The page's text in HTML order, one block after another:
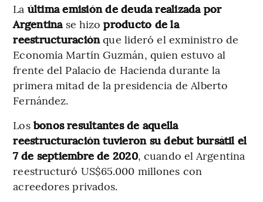
La última emisión de deuda realizada por
Argentinase hizoproducto de la
reestructuraciónque lideró el exministro de
Economía Martín Guzmán, quien estuvo al
frente del Palacio de Hacienda durante la
primera mitad de la presidencia de Alberto
Fernández.
Los bonos resultantes de aquella
reestructuración tuvieron su debut bursátil el
7 de septiembre de 2020, cuando el Argentina
reestructuró US$65.000 millones con
acreedores privados.